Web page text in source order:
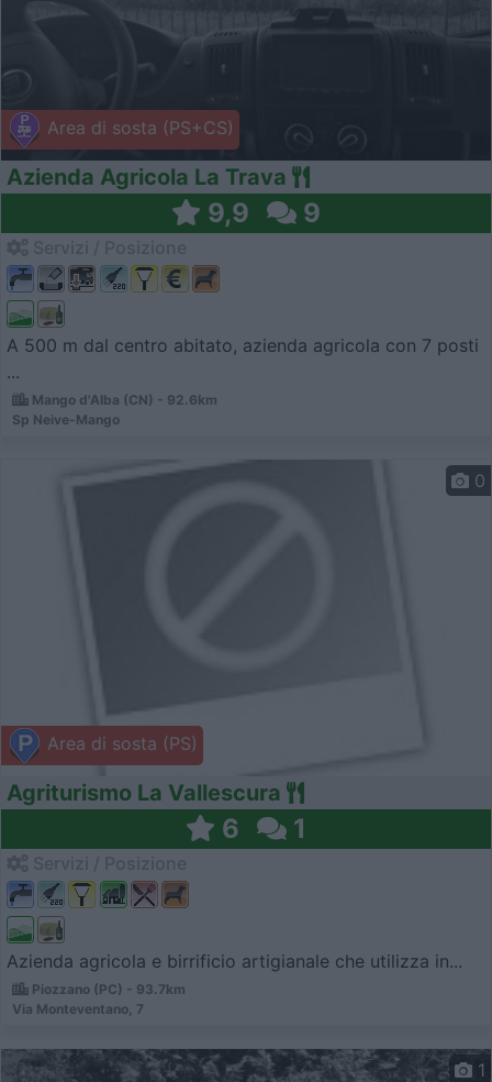
Area di sosta (PS+CS)
Azienda Agricola La Trava
9,9 9
A 500 m dal centro abitato, azienda agricola con 7 posti
...
Mango d'Alba (CN) - 92.6km
Sp Neive-Mango
Area di sosta (PS)
0
Agriturismo La Vallescura
6 1
Azienda agricola e birrificio artigianale che utilizza in...
Piozzano (PC) - 93.7km
Via Monteventano, 7
1